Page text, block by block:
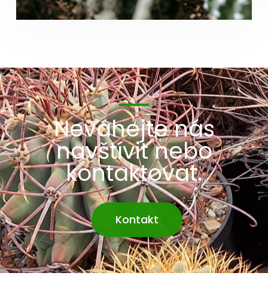
Neváhejte nás
navštívit nebo
kontaktovat.
Kontakt